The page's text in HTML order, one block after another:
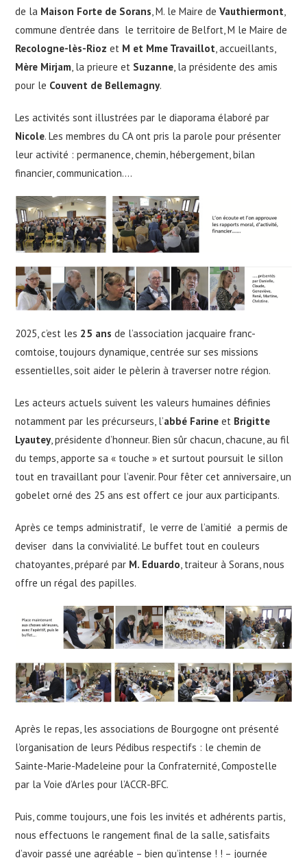
de la Maison Forte de Sorans, M. le Maire deVauthiermont,
commune d’entrée dans le territoire de Belfort, M le Maire de
Recologne-lès-Rioz et M et Mme Travaillot, accueillants,
Mère Mirjam, la prieure et Suzanne, la présidente des amis
pour le Couvent de Bellemagny.
Les activités sont illustrées par le diaporama élaboré par
Nicole. Les membres du CA ont pris la parole pour présenter
leur activité : permanence, chemin, hébergement, bilan
financier, communication….
2025, c’est les 25 ans de l’association jacquaire franc-
comtoise, toujours dynamique, centrée sur ses missions
essentielles, soit aider le pèlerin à traverser notre région.
Les acteurs actuels suivent les valeurs humaines définies
notamment par les précurseurs, l’abbé Farine et Brigitte
Lyautey, présidente d’honneur. Bien sûr chacun, chacune, au fil
du temps, apporte sa « touche » et surtout poursuit le sillon
tout en travaillant pour l’avenir. Pour fêter cet anniversaire, un
gobelet orné des 25 ans est offert ce jour aux participants.
Après ce temps administratif, le verre de l’amitié a permis de
deviser dans la convivialité. Le buffet tout en couleurs
chatoyantes, préparé par M. Eduardo, traiteur à Sorans, nous
offre un régal des papilles.
Après le repas, les associations de Bourgogne ont présenté
l’organisation de leurs Pédibus respectifs : le chemin de
Sainte-Marie-Madeleine pour la Confraternité, Compostelle
par la Voie d’Arles pour l’ACCR-BFC.
Puis, comme toujours, une fois les invités et adhérents partis,
nous effectuons le rangement final de la salle, satisfaits
d’avoir passé une agréable – bien qu’intense ! ! – journée